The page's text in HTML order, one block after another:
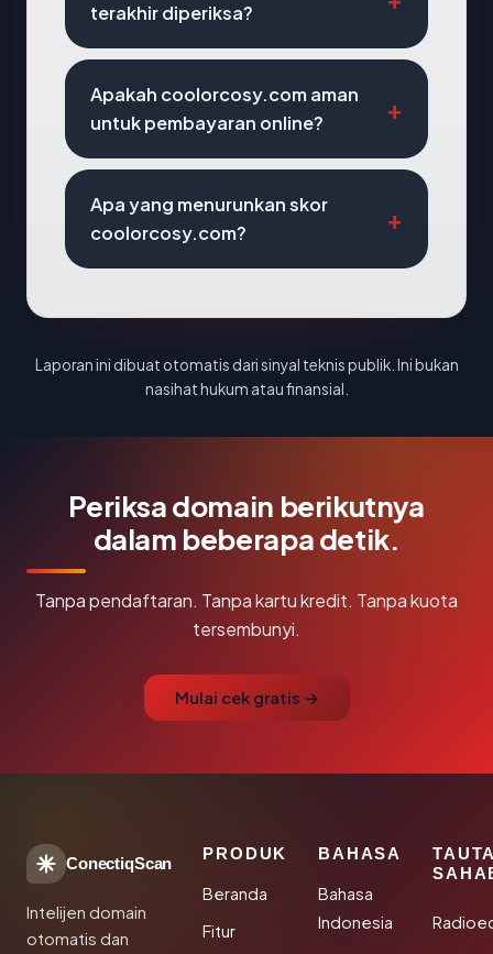
terakhir diperiksa?
Apakah coolorcosy.com aman
untuk pembayaran online?
Apa yang menurunkan skor
coolorcosy.com?
Laporan ini dibuat otomatis dari sinyal teknis publik. Ini bukan
nasihat hukum atau finansial.
Periksa domain berikutnya
dalam beberapa detik.
Tanpa pendaftaran. Tanpa kartu kredit. Tanpa kuota
tersembunyi.
Mulai cek gratis →
ConectiqScan
Intelijen domain
otomatis dan
PRODUK
Beranda
Fitur
BAHASA
Bahasa
Indonesia